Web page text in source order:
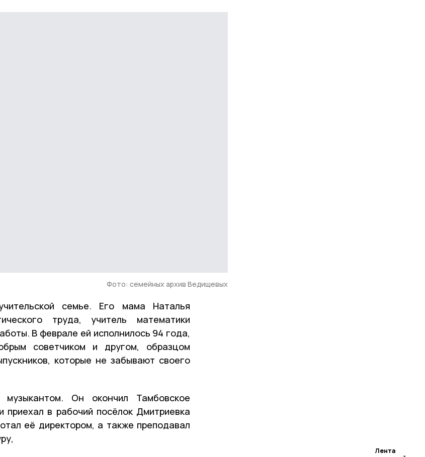
Лента
Фото: семейных архив Ведищевых
семье. Его мама Наталья
труда, учитель математики
В феврале ей исполнилось 94 года,
советчиком и другом, образцом
которые не забывают своего
Он окончил Тамбовское
в рабочий посёлок Дмитриевка
её директором, а также преподавал